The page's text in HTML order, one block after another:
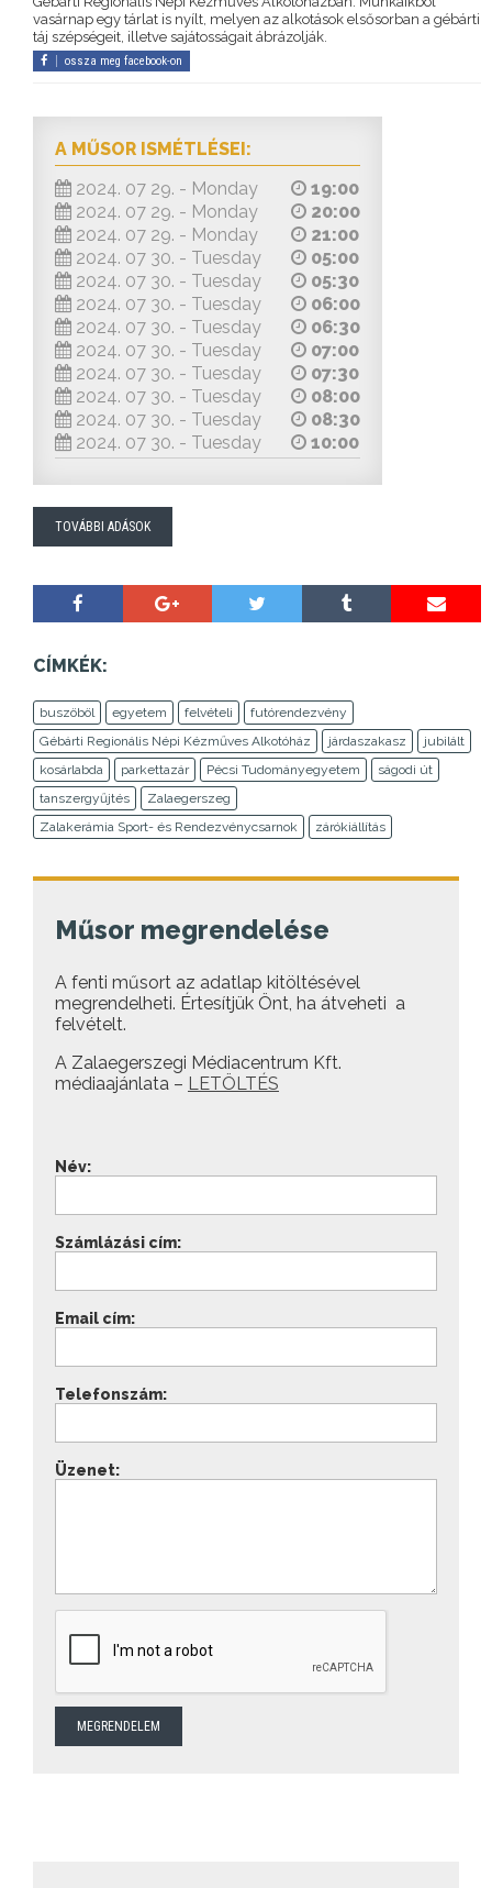
vasárnap egy tárlat is nyílt, melyen az alkotások elsősorban a gébárti
táj szépségeit, illetve sajátosságait ábrázolják.
ossza meg facebook-on
A MŰSOR ISMÉTLÉSEI:
2024. 07 29. - Monday
19:00
2024. 07 29. - Monday
20:00
2024. 07 29. - Monday
21:00
2024. 07 30. - Tuesday
05:00
2024. 07 30. - Tuesday
05:30
2024. 07 30. - Tuesday
06:00
2024. 07 30. - Tuesday
06:30
2024. 07 30. - Tuesday
07:00
2024. 07 30. - Tuesday
07:30
2024. 07 30. - Tuesday
08:00
2024. 07 30. - Tuesday
08:30
2024. 07 30. - Tuesday
10:00
TOVÁBBI ADÁSOK
CÍMKÉK:
buszöböl egyetem felvételi
futórendezvény
Gébárti Regionális Népi Kézműves Alkotóház
járdaszakasz
jubilált
kosárlabda
parkettazár Pécsi Tudományegyetem
ságodi út
tanszergyűjtés
Zalaegerszeg
Zalakerámia Sport- és Rendezvénycsarnok
zárókiállítás
Műsor megrendelése
A fenti műsort az adatlap kitöltésével
megrendelheti. Értesítjük Önt, ha átveheti a
felvételt.
A Zalaegerszegi Médiacentrum Kft.
médiaajánlata – LETÖLTÉS
Név:
Számlázási cím:
Email cím:
Telefonszám:
Üzenet: